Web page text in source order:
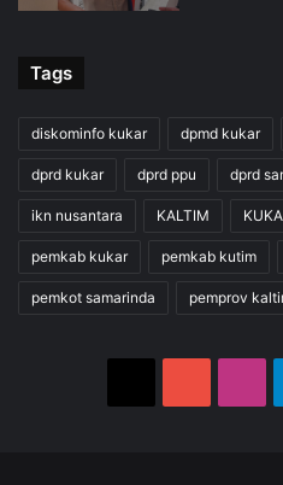
Tags
diskominfo kukar dpmd kukar
dprd kukar dprd ppu dprd
ikn nusantara KALTIM
pemkab kukar pemkab kutim
pemkot samarinda pemprov